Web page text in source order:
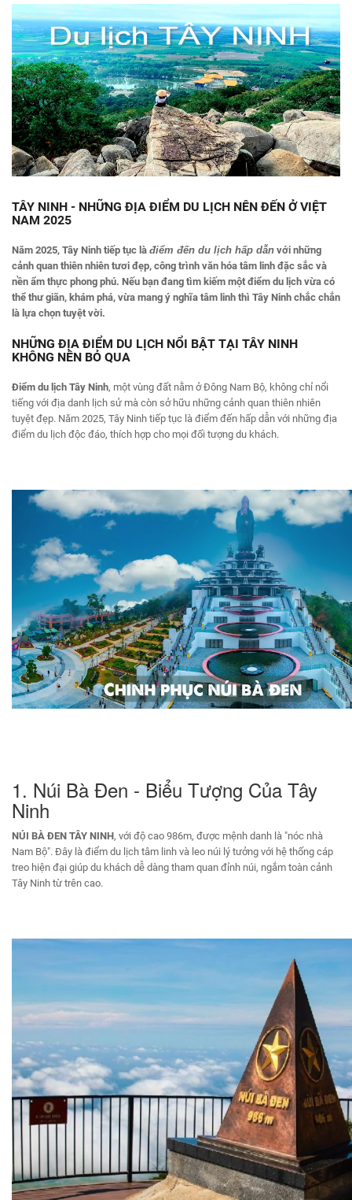
TÂY NINH - NHỮNG ĐỊA ĐIỂM DU LỊCH NÊN ĐẾN Ở VIỆT
NAM 2025
Năm 2025, Tây Ninh tiếp tục là điểm đến du lịch hấp dẫn với những
cảnh quan thiên nhiên tươi đẹp, công trình văn hóa tâm linh đặc sắc và
nền ẩm thực phong phú. Nếu bạn đang tìm kiếm một điểm du lịch vừa có
thể thư giãn, khám phá, vừa mang ý nghĩa tâm linh thì Tây Ninh chắc chắn
là lựa chọn tuyệt vời.
NHỮNG ĐỊA ĐIỂM DU LỊCH NỔI BẬT TẠI TÂY NINH
KHÔNG NÊN BỎ QUA
Điểm du lịch Tây Ninh, một vùng đất nằm ở Đông Nam Bộ, không chỉ nổi
tiếng với địa danh lịch sử mà còn sở hữu những cảnh quan thiên nhiên
tuyệt đẹp. Năm 2025, Tây Ninh tiếp tục là điểm đến hấp dẫn với những địa
điểm du lịch độc đáo, thích hợp cho mọi đối tượng du khách.
1. Núi Bà Đen - Biểu Tượng Của Tây
Ninh
NÚI BÀ ĐEN TÂY NINH, với độ cao 986m, được mệnh danh là "nóc nhà
Nam Bộ". Đây là điểm du lịch tâm linh và leo núi lý tưởng với hệ thống cáp
treo hiện đại giúp du khách dễ dàng tham quan đỉnh núi, ngắm toàn cảnh
Tây Ninh từ trên cao.